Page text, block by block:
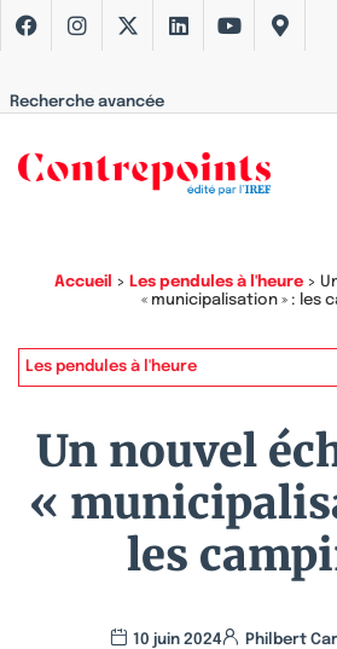
Recherche avancée
Accueil > Les pendules à l'heure>
« municipalisation » : les
Les pendules à l'heure
Un nouvel
«
les
10 juin 2024 Philbert